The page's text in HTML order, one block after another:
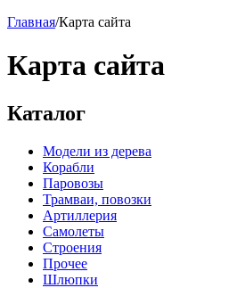
Главная/Карта сайта
Карта сайта
Каталог
Модели из дерева
Корабли
Паровозы
Трамваи, повозки
Артиллерия
Самолеты
Строения
Прочее
Шлюпки